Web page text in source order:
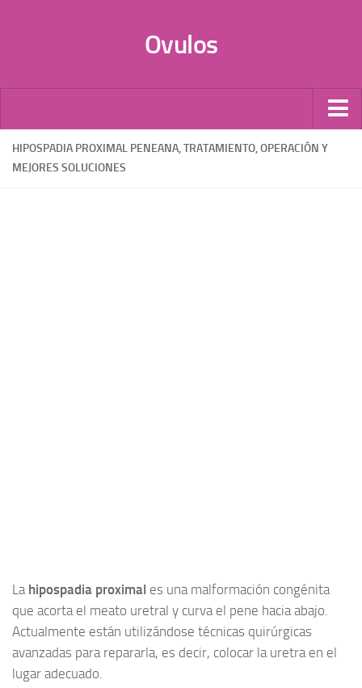
Ovulos
Por Tipo
Infecciones
HIPOSPADIA PROXIMAL PENEANA, TRATAMIENTO, OPERACIÓN Y
MEJORES SOLUCIONES
La hipospadia proximal es una malformación congénita
que acorta el meato uretral y curva el pene hacia abajo.
Actualmente están utilizándose técnicas quirúrgicas
avanzadas para repararla, es decir, colocar la uretra en el
lugar adecuado.